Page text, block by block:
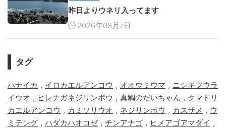
昨日よりウネリ入ってます
2026年08月7日
タグ
ハナイカ , イロカエルアンコウ , オオウミウマ , ニシキフウラ
イウオ , ヒレナガネジリンボウ , 真鯛のだいちゃん , クマドリ
カエルアンコウ , カミソリウオ , ネジリンボウ , カスザメ , ウ
ミテング , ハダカハオコゼ, チンアナゴ , ヒメアゴアマダイ ,